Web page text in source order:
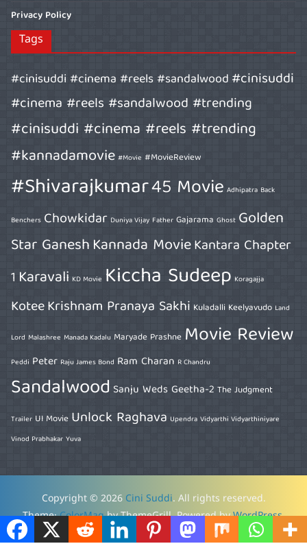
Privacy Policy
Tags
#cinisuddi #cinema #reels #sandalwood#cinisuddi
#cinema #reels #sandalwood #trending
#cinisuddi #cinema #reels #trending
#kannadamovie #Movie #MovieReview
#Shivarajkumar45 Movie Adhipatra Back
Benchers Chowkidar Duniya Vijay Father Gajarama Ghost Golden
Star GaneshKannada MovieKantara Chapter
1 Karavali KD Movie Kiccha Sudeep Koragajja
KoteeKrishnam Pranaya Sakhi Kuladalli Keelyavudo Land
Lord Malashree Manada Kadalu Maryade Prashne Movie Review
Peddi Peter Raju James Bond Ram Charan R Chandru
Sandalwood Sanju Weds Geetha-2 The Judgment
Trailer UI Movie Unlock Raghava Upendra Vidyarthi Vidyarthiniyare
Vinod Prabhakar Yuva
Copyright © 2026 Cini Suddi. All rights reserved.
Theme:ColorMagby ThemeGrill. Powered byWordPress.